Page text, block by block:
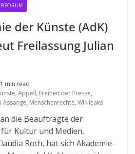
der Künste (AdK)
Freilassung Julian
1 min read
, Appell, Freiheit der Presse,
Assange, Menschenrechte, Wikileaks
die Beauftragte der
Kultur und Medien,
Roth, hat sich Akademie-